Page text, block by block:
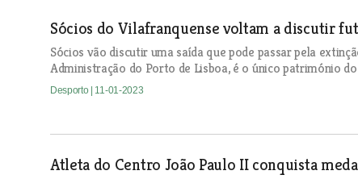
Sócios do Vilafranquense voltam a discutir
Sócios vão discutir uma saída que pode passar pela
Administração do Porto de Lisboa, é o único património
Desporto | 11-01-2023
Atleta do Centro João Paulo II conquista